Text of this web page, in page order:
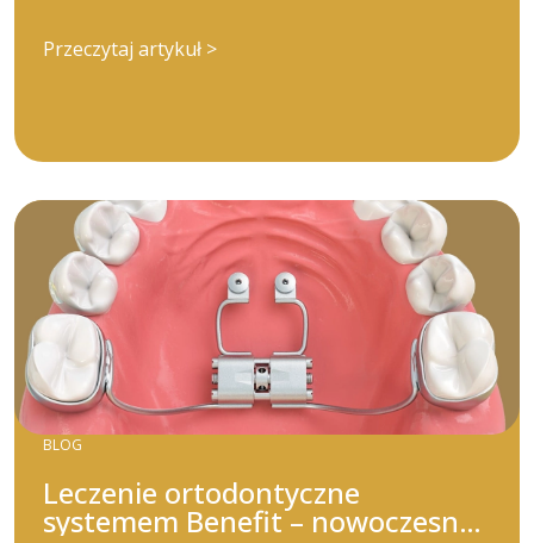
Przeczytaj artykuł >
BLOG
Leczenie ortodontyczne
systemem Benefit – nowoczesna